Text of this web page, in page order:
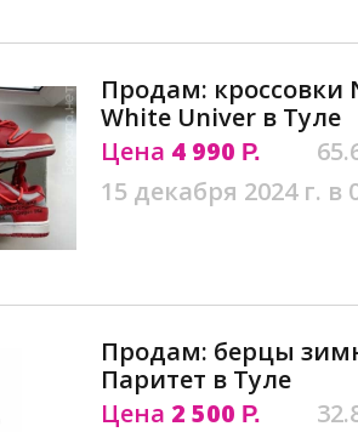
Продам: кроссовки
White Univer в Туле
Цена 4 990 Р.
15 декабря 2024 г. в
Продам: берцы
Паритет в Туле
Цена 2 500 Р.